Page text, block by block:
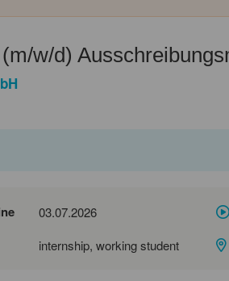
w/d)
03.07.2026
internship, working student